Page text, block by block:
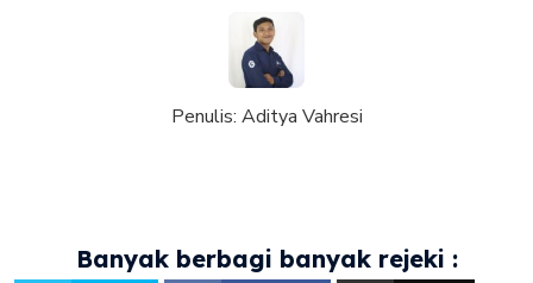
Penulis: Aditya Vahresi
Banyak berbagi banyak rejeki :